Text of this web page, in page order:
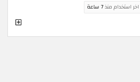
اخر استخدام منذ7 ساعة